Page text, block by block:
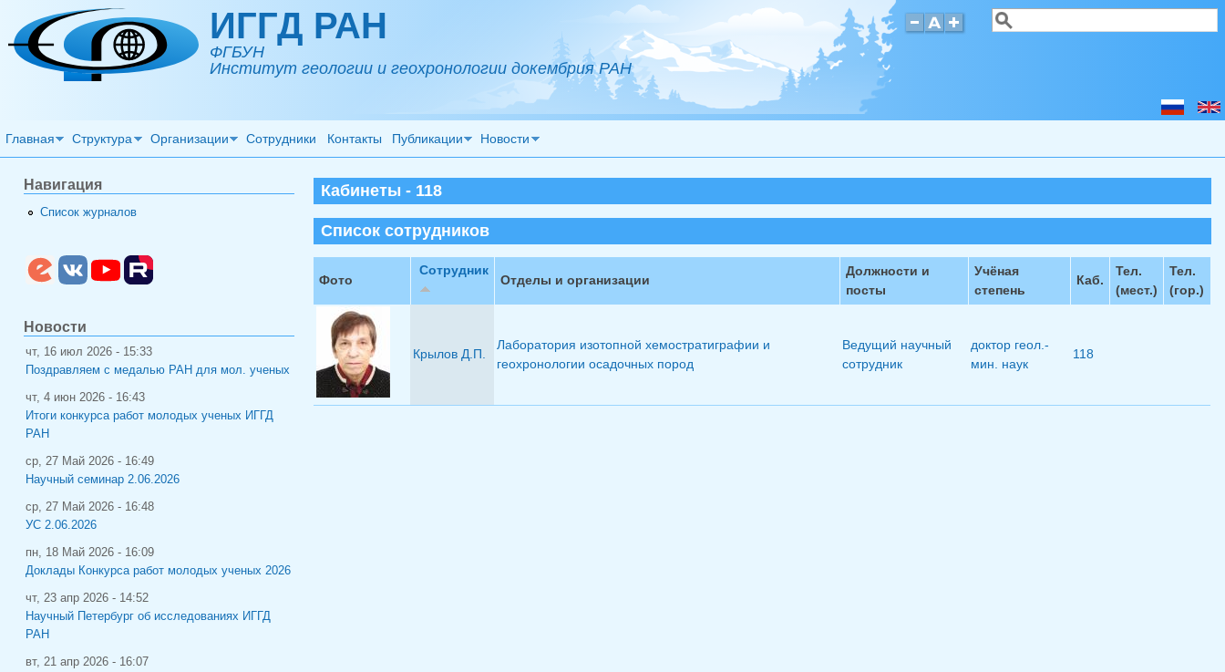
Перейти к основному содержанию ИГГД РАН
ФГБУН
Институт геологии и геохронологии докембрия РАН
Форма поиска
Поиск
Главная Структура Организации Сотрудники Контакты Публикации Новости
Кабинеты - 118
Список сотрудников
Фото
Сотрудник
Отделы и организации
Должности и
посты
Учёная
степень
Каб.
Тел.
(мест.)
Тел.
(гор.)
Крылов Д.П.
Лаборатория изотопной хемостратиграфии и
геохронологии осадочных пород
Ведущий научный
сотрудник
доктор геол.-
мин. наук
118
Навигация
Список журналов
Новости
чт, 16 июл 2026 - 15:33
Поздравляем с медалью РАН для мол. ученых
чт, 4 июн 2026 - 16:43
Итоги конкурса работ молодых ученых ИГГД
РАН
ср, 27 Май 2026 - 16:49
Научный семинар 2.06.2026
ср, 27 Май 2026 - 16:48
УС 2.06.2026
пн, 18 Май 2026 - 16:09
Доклады Конкурса работ молодых ученых 2026
чт, 23 апр 2026 - 14:52
Научный Петербург об исследованиях ИГГД
РАН
вт, 21 апр 2026 - 16:07